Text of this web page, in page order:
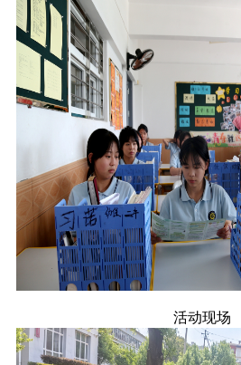
活动现场